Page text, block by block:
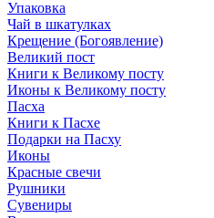
Упаковка
Чай в шкатулках
Крещение (Богоявление)
Великий пост
Книги к Великому посту
Иконы к Великому посту
Пасха
Книги к Пасхе
Подарки на Пасху
Иконы
Красные свечи
Рушники
Сувениры